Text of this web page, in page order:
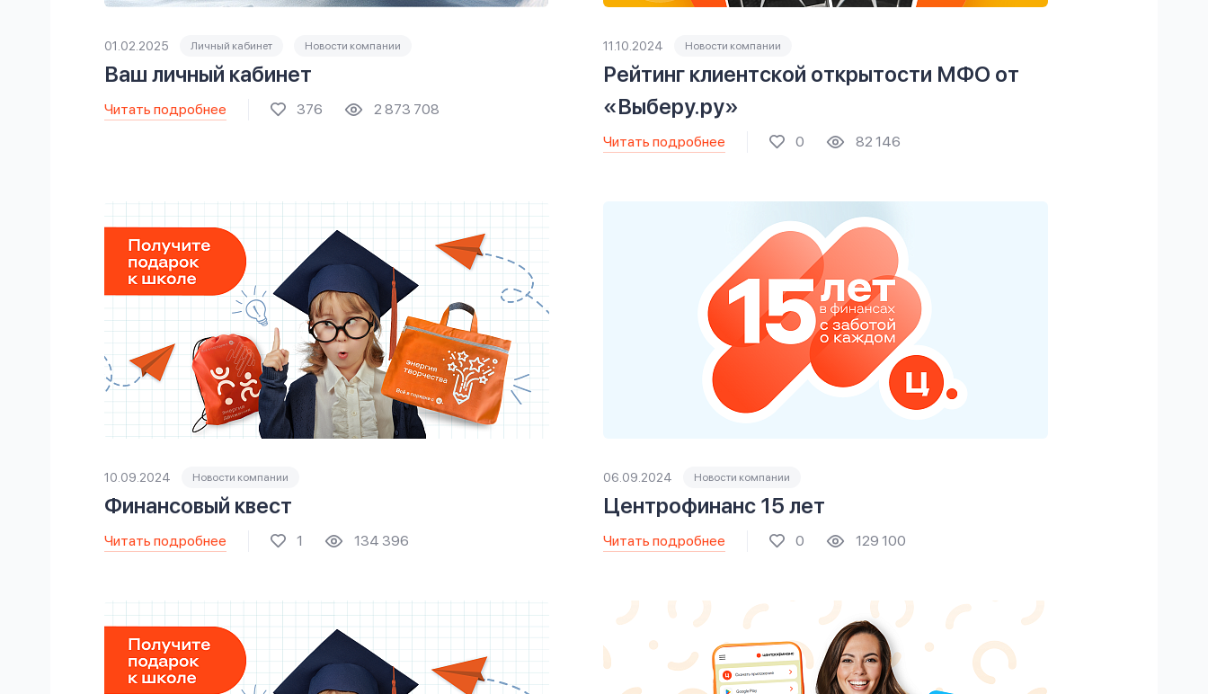
01.02.2025 Личный кабинет Новости компании
Ваш личный кабинет
Читать подробнее 376 2 873 708
11.10.2024 Новости компании
Рейтинг клиентской открытости МФО от
«Выберу.ру»
Читать подробнее 0 82 146
10.09.2024 Новости компании
Финансовый квест
Читать подробнее 1 134 396
06.09.2024 Новости компании
Центрофинанс 15 лет
Читать подробнее 0 129 100